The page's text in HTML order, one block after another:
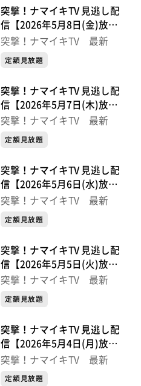
突撃！ナマイキTV 見逃し配
信【2026年5月8日(金)放送
分】
突撃！ナマイキTV 最新
定額見放題
突撃！ナマイキTV 見逃し配
信【2026年5月7日(木)放送
分】
突撃！ナマイキTV 最新
定額見放題
突撃！ナマイキTV 見逃し配
信【2026年5月6日(水)放送
分】
突撃！ナマイキTV 最新
定額見放題
突撃！ナマイキTV 見逃し配
信【2026年5月5日(火)放送
分】
突撃！ナマイキTV 最新
定額見放題
突撃！ナマイキTV 見逃し配
信【2026年5月4日(月)放送
分】
突撃！ナマイキTV 最新
定額見放題